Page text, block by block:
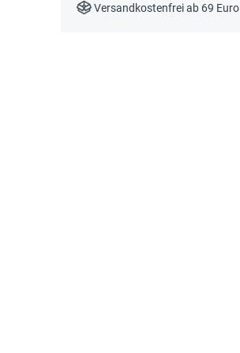
Versandkostenfrei ab 69 Euro